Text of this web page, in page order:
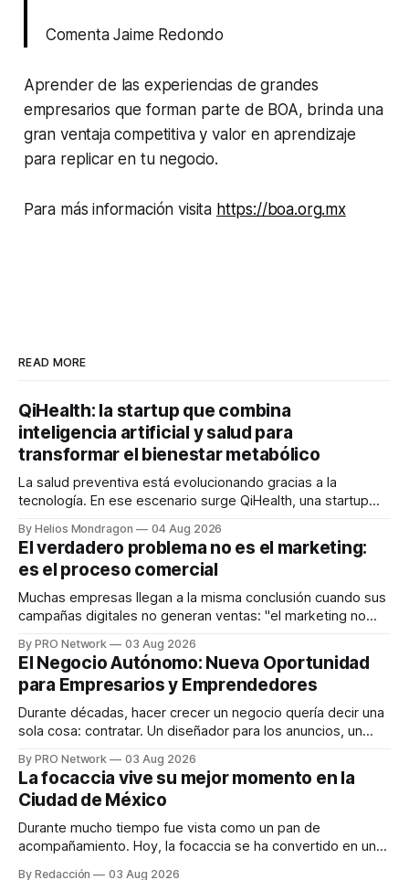
Comenta Jaime Redondo
Aprender de las experiencias de grandes
empresarios que forman parte de BOA, brinda una
gran ventaja competitiva y valor en aprendizaje
para replicar en tu negocio.
Para más información visita https://boa.org.mx
READ MORE
QiHealth: la startup que combina
inteligencia artificial y salud para
transformar el bienestar metabólico
La salud preventiva está evolucionando gracias a la
tecnología. En ese escenario surge QiHealth, una startup
dispositivos inteligentes, inteligencia artificial y monitoreo
en tiempo real para ayudar a las personas a tomar mejores
decisiones sobre su salud metabólica. Su propuesta busca
responder
By Helios Mondragon 04 Aug 2026
El verdadero problema no es el marketing:
es el proceso comercial
Muchas empresas llegan a la misma conclusión cuando sus
campañas digitales no generan ventas: "el marketing no
INTERIUS, el problema suele estar en otro lugar. Durante
una entrevista para el podcast SER PRO, el especialista en
marketing digital explicó que
By PRO Network 03 Aug 2026
El Negocio Autónomo: Nueva Oportunidad
para Empresarios y Emprendedores
Durante décadas, hacer crecer un negocio quería decir una
sola cosa: contratar. Un diseñador para los anuncios, un
para los textos, alguien que supiera de publicidad digital
para encontrar prospectos, un vendedor para atender
llamadas y mensajes, y —con suerte— una persona
By PRO Network 03 Aug 2026
La focaccia vive su mejor momento en la
Ciudad de México
Durante mucho tiempo fue vista como un pan de
acompañamiento. Hoy, la focaccia se ha convertido en uno
By Redacción 03 Aug 2026